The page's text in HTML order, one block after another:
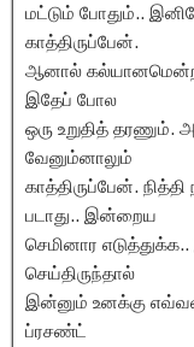
மட்டும் போதும்..
காத்திருப்பேன்.
ஆனால்
இதேப் போல
ஒரு உறுதித்
வேனும்னாலும்
காத்திருப்பேன்.
படாது.. இன்றைய
செமினார
செய்திருந்தால்
இன்னும் உனக்கு
ப்ரசண்ட்